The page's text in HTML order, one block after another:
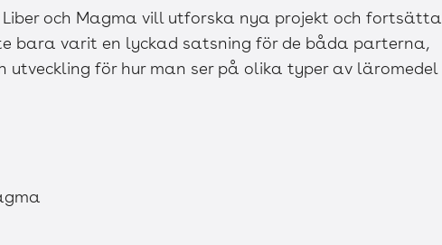
Liber och Magma vill utforska nya projekt och fortsätta
bara varit en lyckad satsning för de båda parterna,
för hur man ser på olika typer av läromedel